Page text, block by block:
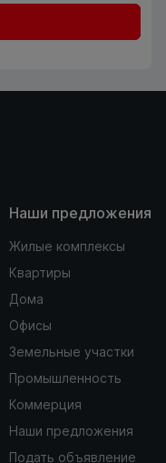
Наши предложения
Жилые комплексы
Квартиры
Дома
Офисы
Земельные участки
Промышленность
Коммерция
Наши предложения
Подать объявление